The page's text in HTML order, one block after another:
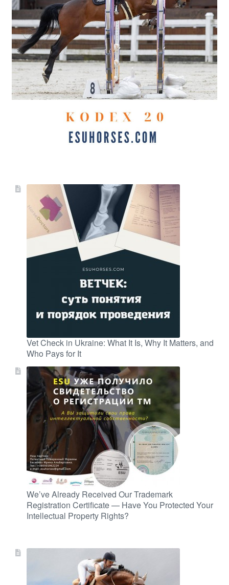
Vet Check in Ukraine: What It Is, Why It Matters, and
Who Pays for It
We’ve Already Received Our Trademark
Registration Certificate — Have You Protected Your
Intellectual Property Rights?